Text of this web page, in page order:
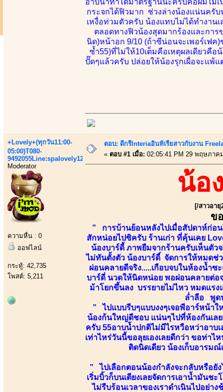
กระจกได้ฟิวมาก ช่วงล่างน้องแน่นครับ
เหงื่อท่วมตัวครับ น้องแทบไม่ได้ทำงาน
ตลอดทางฟิวน้องสุดมากร้องและกา
นิด)หน้าอก 9/10 (ถ้าซีน่อนจะเพอร์เฟค
ซ้ำ55)ที่ไม่ให้10เต็มคือเหตุผลเดียวคื
ปั๊ดๆแล้วครับ ปล่อยให้น้องรุกเผื่อจะแพ้
+Lovely+(ทุกวัน11:00-
05:00)T080-
9492055Line:spalovely123
Moderator
ความหื่น : 0
ออฟไลน์
กระทู้: 42,735
โพสต์: 5,211
ตอบ: ดีกรีInteriaอินทิเรียสาวกับงาน
« ตอบ #1 เมื่อ: 02:05:41 PM 29 พฤษภาค
น้อ
[/สาวอายุ
ข
” การบ้านย้อนหลังไปเมื่อสัปดาห์ก่อน
สักหน่อยไปซิครับ ร้านเก่า ที่คุ้นเคย
น้องบาร์ดี้ ภาพยืมจากร้านครับเห็นตัว
ไม่ทันตั้งตัว น้องบาร์ดี์ จัดการให้หมดช่
ผ่อนคลายดีจริง.....เกือบจบในห้องน้ำ
บาร์ดี่ นวดให้นิดหน่อย พอผ่อนคลายต่อ
ม้าโยกขึ้นลง บรรยายไม่ไหว หมดแร
ล่ำลือ พูด
” ไปแบบรีบๆแบบงงๆเจอพีอาร์หน้า
น้องก้นใหญ่ดีชอบ แน่นๆไปที่ห้องกันเล
ครับ 55อาบน้ำปกติไม่มีไรหวือหว่าอาบ
เท่าไหร่วันนี้ขอลุยเองเลยดีกว่า ขอท่าไ
ติดนิดเดียว น้องเก็บอารม
” ไปเลือกตอนน้องกำลังจะกลับหรือยั
เริ่มบิ้วก็บนเตียงเลยจัดการเอาน้ำมันช
ไม่รีบร้อนเวลาของเราดำเนินไปอย่า